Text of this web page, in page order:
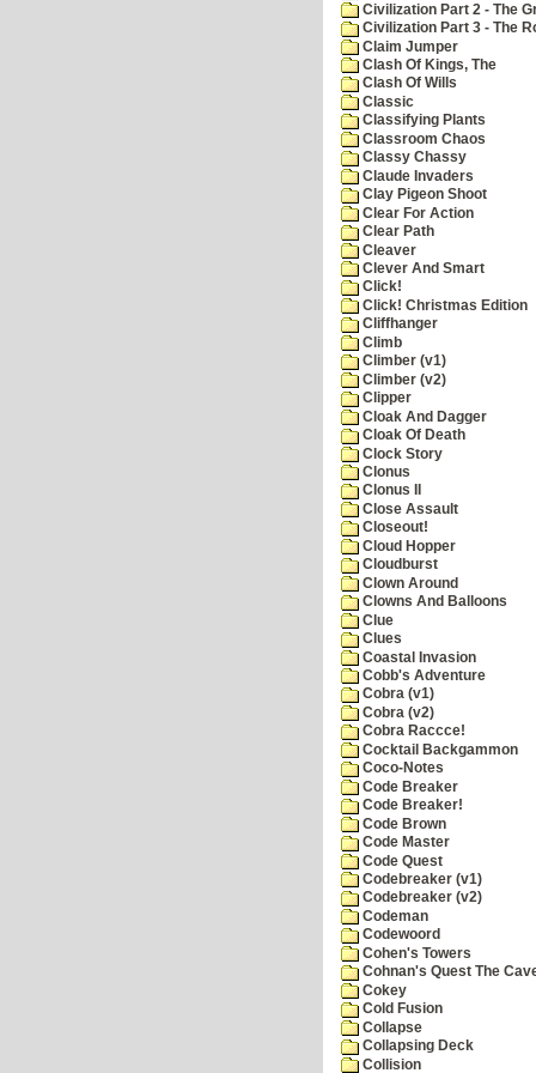
Civilization Part 2 - The
Civilization Part 3 - The
Claim Jumper
Clash Of Kings, The
Clash Of Wills
Classic
Classifying Plants
Classroom Chaos
Classy Chassy
Claude Invaders
Clay Pigeon Shoot
Clear For Action
Clear Path
Cleaver
Clever And Smart
Click!
Click! Christmas Edition
Cliffhanger
Climb
Climber (v1)
Climber (v2)
Clipper
Cloak And Dagger
Cloak Of Death
Clock Story
Clonus
Clonus II
Close Assault
Closeout!
Cloud Hopper
Cloudburst
Clown Around
Clowns And Balloons
Clue
Clues
Coastal Invasion
Cobb's Adventure
Cobra (v1)
Cobra (v2)
Cobra Raccce!
Cocktail Backgammon
Coco-Notes
Code Breaker
Code Breaker!
Code Brown
Code Master
Code Quest
Codebreaker (v1)
Codebreaker (v2)
Codeman
Codewoord
Cohen's Towers
Cohnan's Quest The
Cokey
Cold Fusion
Collapse
Collapsing Deck
Collision